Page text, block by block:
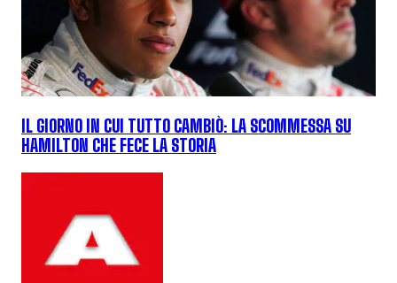
IL GIORNO IN CUI TUTTO CAMBIÒ: LA SCOMMESSA SU
HAMILTON CHE FECE LA STORIA